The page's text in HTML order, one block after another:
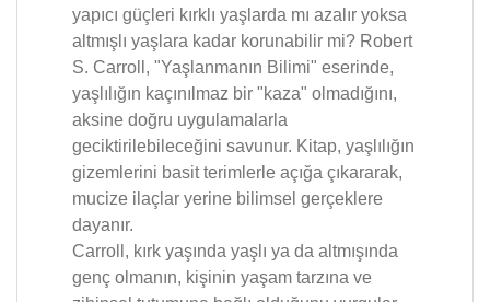
yapıcı güçleri kırklı yaşlarda mı azalır yoksa
altmışlı yaşlara kadar korunabilir mi? Robert
S. Carroll, "Yaşlanmanın Bilimi" eserinde,
yaşlılığın kaçınılmaz bir "kaza" olmadığını,
aksine doğru uygulamalarla
geciktirilebileceğini savunur. Kitap, yaşlılığın
gizemlerini basit terimlerle açığa çıkararak,
mucize ilaçlar yerine bilimsel gerçeklere
dayanır.
Carroll, kırk yaşında yaşlı ya da altmışında
genç olmanın, kişinin yaşam tarzına ve